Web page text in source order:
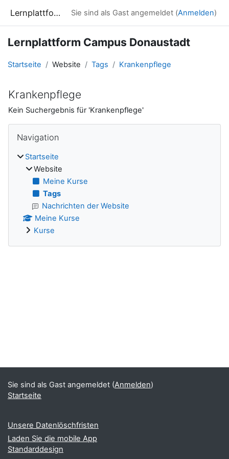
Lernplattform Campus Donaustadt Sie sind als Gast angemeldet (Anmelden)
Lernplattform Campus Donaustadt
Startseite Website Tags Krankenpflege
Krankenpflege
Kein Suchergebnis für 'Krankenpflege'
Blöcke
Navigation
Startseite
Website
Meine Kurse
Tags
Nachrichten der Website
Meine Kurse
Kurse
Sie sind als Gast angemeldet (Anmelden)
Startseite
Unsere Datenlöschfristen
Laden Sie die mobile App
Standarddesign